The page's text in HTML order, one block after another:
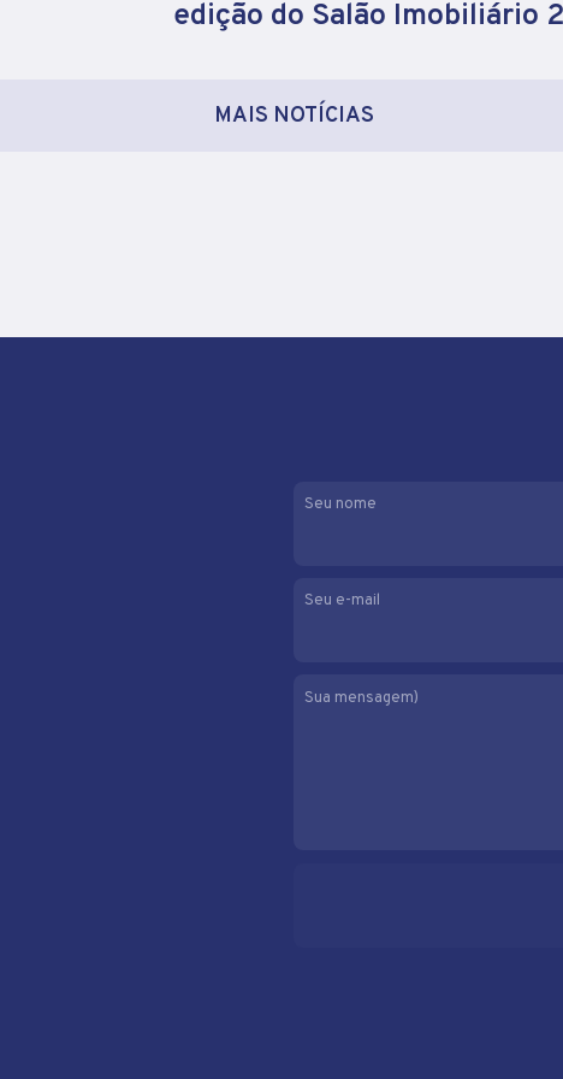
edição do Salão Imobiliário
MAIS NOTÍCIAS
Seu nome
Seu e-mail
Sua mensagem)